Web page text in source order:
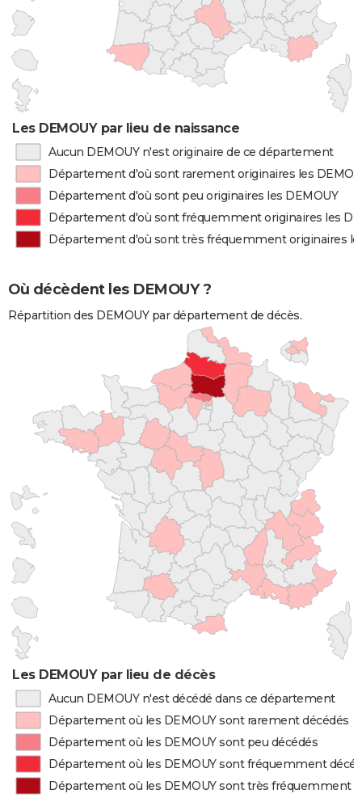
Les DEMOUY par lieu de naissance
Aucun DEMOUY n'est originaire de ce département
Département d'où sont rarement originaires les
Département d'où sont peu originaires les DEMOUY
Département d'où sont fréquemment originaires les
Département d'où sont très fréquemment originaires
Où décèdent les DEMOUY ?
Répartition des DEMOUY par département de décès.
Les DEMOUY par lieu de décès
Aucun DEMOUY n'est décédé dans ce département
Département où les DEMOUY sont rarement décédés
Département où les DEMOUY sont peu décédés
Département où les DEMOUY sont fréquemment
Département où les DEMOUY sont très fréquemment